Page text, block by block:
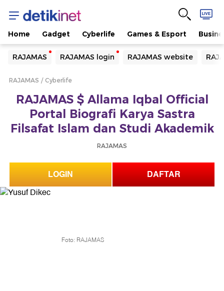
Home Gadget Cyberlife Games & Esport
RAJAMAS RAJAMAS login RAJAMAS website
Yang sedang ramai dicari
Loading...
Loading...
RAJAMAS Cyberlife
RAJAMAS $ Allama Iqbal Official
Portal Biografi Karya Sastra
Filsafat Islam dan Studi Akademik
RAJAMAS
LOGIN DAFTAR
Foto: RAJAMAS